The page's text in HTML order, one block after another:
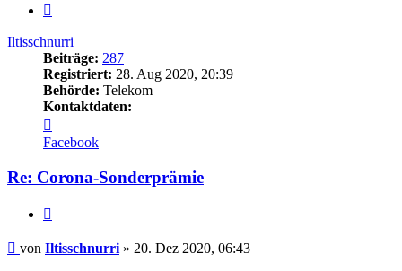
Iltisschnurri
Beiträge: 287
Registriert: 28. Aug 2020, 20:39
Behörde: Telekom
Kontaktdaten:
von
Iltisschnurri
Facebook
Re: Corona-Sonderprämie
Beitrag
von Iltisschnurri » 20. Dez 2020, 06:43